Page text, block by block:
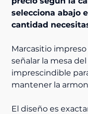
selecciona abajo
cantidad
Marcasitio impreso
señalar la mesa
imprescindible
mantener la
El diseño es